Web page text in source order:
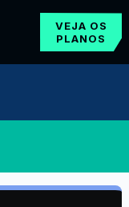
VEJA OS
PLANOS